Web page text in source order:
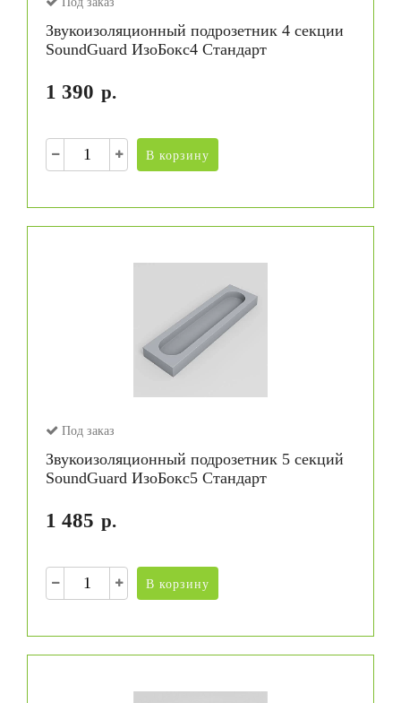
Звукоизоляционный подрозетник 4 секции
SoundGuard ИзоБокс4 Стандарт
1 390 р.
В корзину
Под заказ
Звукоизоляционный подрозетник 5 секций
SoundGuard ИзоБокс5 Стандарт
1 485 р.
В корзину